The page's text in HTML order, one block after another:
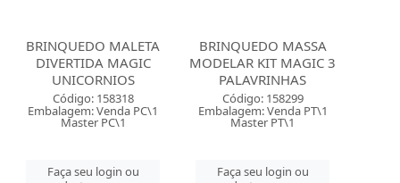
BRINQUEDO MALETA
DIVERTIDA MAGIC
UNICORNIOS
Código: 158318
Embalagem: Venda PC\1
Master PC\1
Faça seu login ou
BRINQUEDO MASSA
MODELAR KIT MAGIC 3
PALAVRINHAS
Código: 158299
Embalagem: Venda PT\1
Master PT\1
Faça seu login ou